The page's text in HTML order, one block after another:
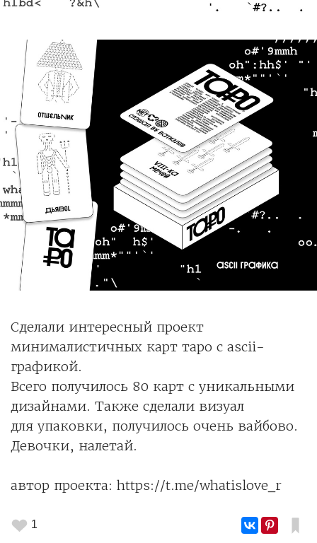
Сделали интересный проект
минималистичных карт таро с ascii-
графикой.
Всего получилось 80 карт с уникальными
дизайнами. Также сделали визуал
для упаковки, получилось очень вайбово.
Девочки, налетай.
автор проекта: https://t.me/whatislove_r
1